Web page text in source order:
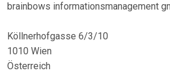
brainbows informationsmanagement
Köllnerhofgasse 6/3/10
1010 Wien
Österreich